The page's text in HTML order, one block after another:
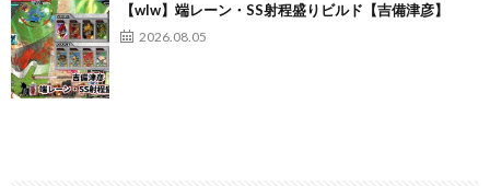
【wlw】端レーン・SS射程盛りビルド【吉備津彦】
2026.08.05